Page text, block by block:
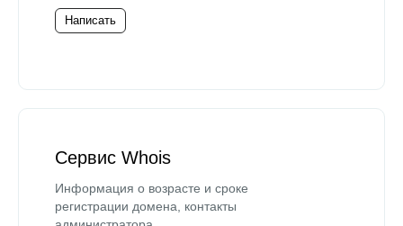
Написать
Сервис Whois
Информация о возрасте и сроке
регистрации домена, контакты